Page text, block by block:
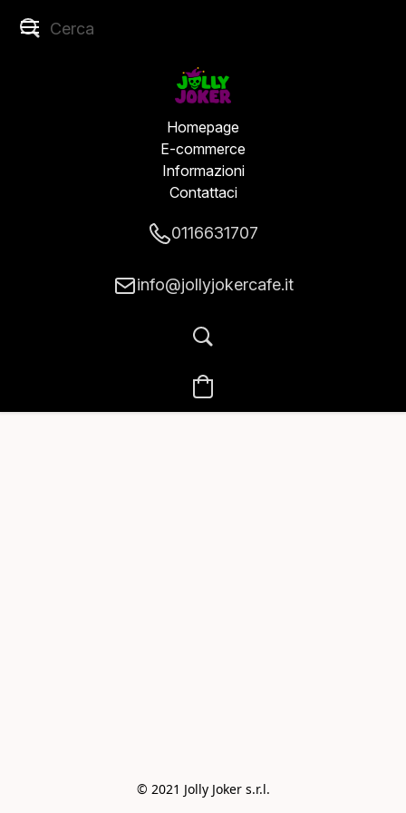
Homepage
E-commerce
Informazioni
Contattaci
0116631707
info@jollyjokercafe.it
© 2021 Jolly Joker s.r.l.